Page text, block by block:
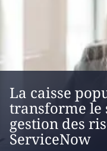
La caisse
transforme le
gestion des
ServiceNow